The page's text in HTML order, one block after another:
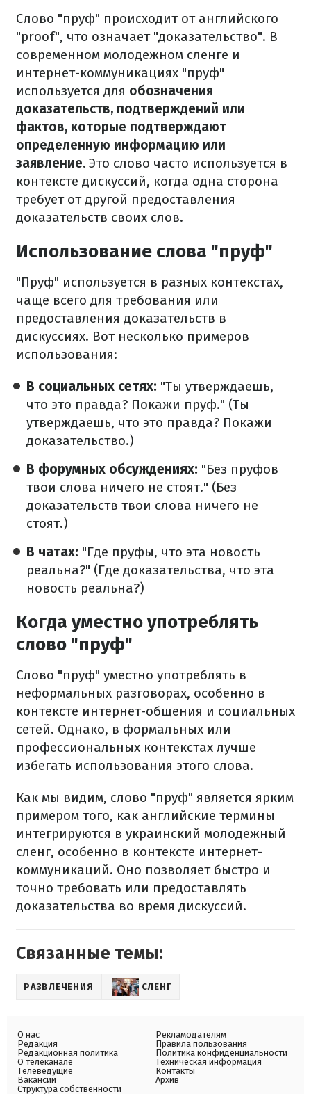
Слово "пруф" происходит от английского
"proof", что означает "доказательство". В
современном молодежном сленге и
интернет-коммуникациях "пруф"
используется для обозначения
доказательств, подтверждений или
фактов, которые подтверждают
определенную информацию или
заявление. Это слово часто используется в
контексте дискуссий, когда одна сторона
требует от другой предоставления
доказательств своих слов.
Использование слова "пруф"
"Пруф" используется в разных контекстах,
чаще всего для требования или
предоставления доказательств в
дискуссиях. Вот несколько примеров
использования:
В социальных сетях: "Ты утверждаешь,
что это правда? Покажи пруф." (Ты
утверждаешь, что это правда? Покажи
доказательство.)
В форумных обсуждениях: "Без пруфов
твои слова ничего не стоят." (Без
доказательств твои слова ничего не
стоят.)
В чатах: "Где пруфы, что эта новость
реальна?" (Где доказательства, что эта
новость реальна?)
Когда уместно употреблять
слово "пруф"
Слово "пруф" уместно употреблять в
неформальных разговорах, особенно в
контексте интернет-общения и социальных
сетей. Однако, в формальных или
профессиональных контекстах лучше
избегать использования этого слова.
Как мы видим, слово "пруф" является ярким
примером того, как английские термины
интегрируются в украинский молодежный
сленг, особенно в контексте интернет-
коммуникаций. Оно позволяет быстро и
точно требовать или предоставлять
доказательства во время дискуссий.
Связанные темы:
РАЗВЛЕЧЕНИЯ СЛЕНГ
О нас
Редакция
Редакционная политика
О телеканале
Телеведущие
Вакансии
Структура собственности
Рекламодателям
Правила пользования
Политика конфиденциальности
Техническая информация
Контакты
Архив